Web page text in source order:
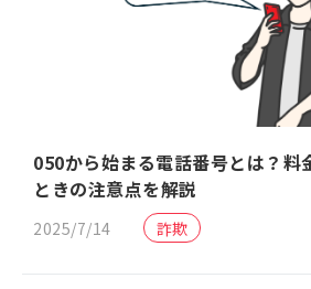
050から始まる電話番号とは？料
ときの注意点を解説
2025/7/14 詐欺